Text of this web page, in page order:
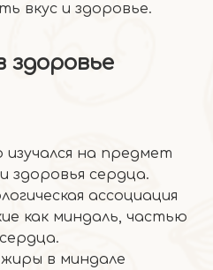
вкус и здоровье.
здоровье
на предмет
здоровья сердца.
ассоциация
как миндаль, частью
в миндале